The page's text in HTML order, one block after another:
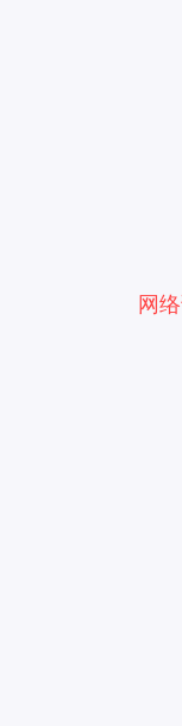
网